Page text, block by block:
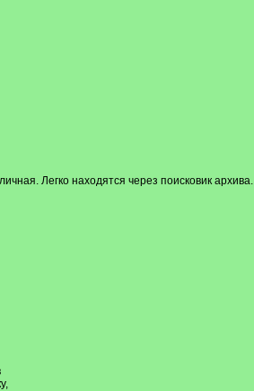
Легко находятся через поисковик архива.